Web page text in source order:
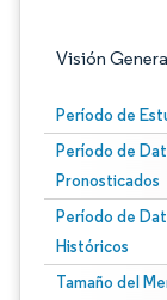
Visión
Período de
Período de
Pronosticados
Período de
Históricos
Tamaño del